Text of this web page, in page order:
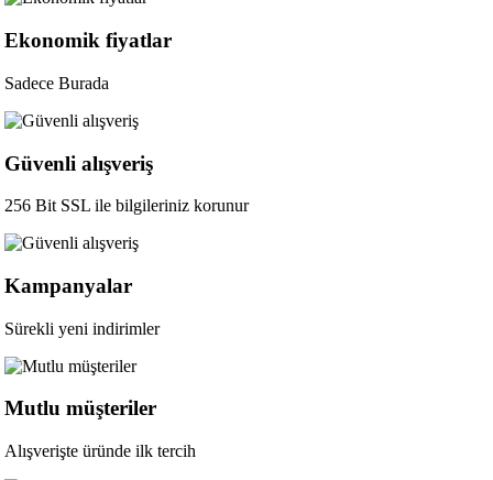
Ekonomik fiyatlar
Sadece Burada
Güvenli alışveriş
256 Bit SSL ile bilgileriniz korunur
Kampanyalar
Sürekli yeni indirimler
Mutlu müşteriler
Alışverişte üründe ilk tercih